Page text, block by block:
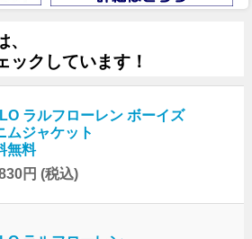
ックしています！
ラルフローレン ボーイズ
ムジャケット
無料
円 (税込)